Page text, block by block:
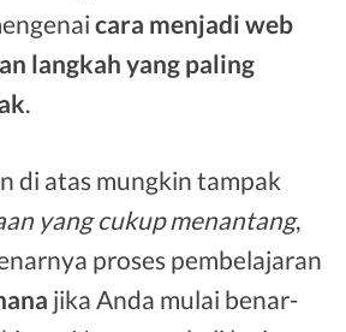
cara menjadi web
langkah yang paling
.
di atas mungkin tampak
yang cukup menantang,
proses pembelajaran
jika Anda mulai benar-